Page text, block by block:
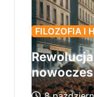
FILOZOFIA I